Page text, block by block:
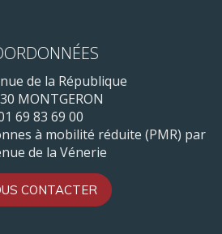
de la République
MONTGERON
69 83 69 00
à mobilité réduite (PMR) par
de la Vénerie
CONTACTER